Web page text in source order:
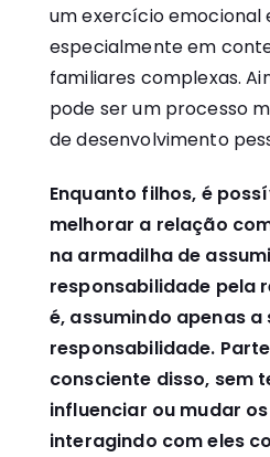
um exercício emocional
especialmente em
familiares complexas.
pode ser um processo
de desenvolvimento
Enquanto filhos, é
melhorar a relação
na armadilha de
responsabilidade pela
é, assumindo apenas
responsabilidade.
consciente disso, sem
influenciar ou mudar
interagindo com eles